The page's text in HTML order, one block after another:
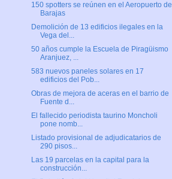
150 spotters se reúnen en el Aeropuerto de
Barajas
Demolición de 13 edificios ilegales en la
Vega del...
50 años cumple la Escuela de Piragüismo
Aranjuez, ...
583 nuevos paneles solares en 17
edificios del Pob...
Obras de mejora de aceras en el barrio de
Fuente d...
El fallecido periodista taurino Moncholi
pone nomb...
Listado provisional de adjudicatarios de
290 pisos...
Las 19 parcelas en la capital para la
construcción...